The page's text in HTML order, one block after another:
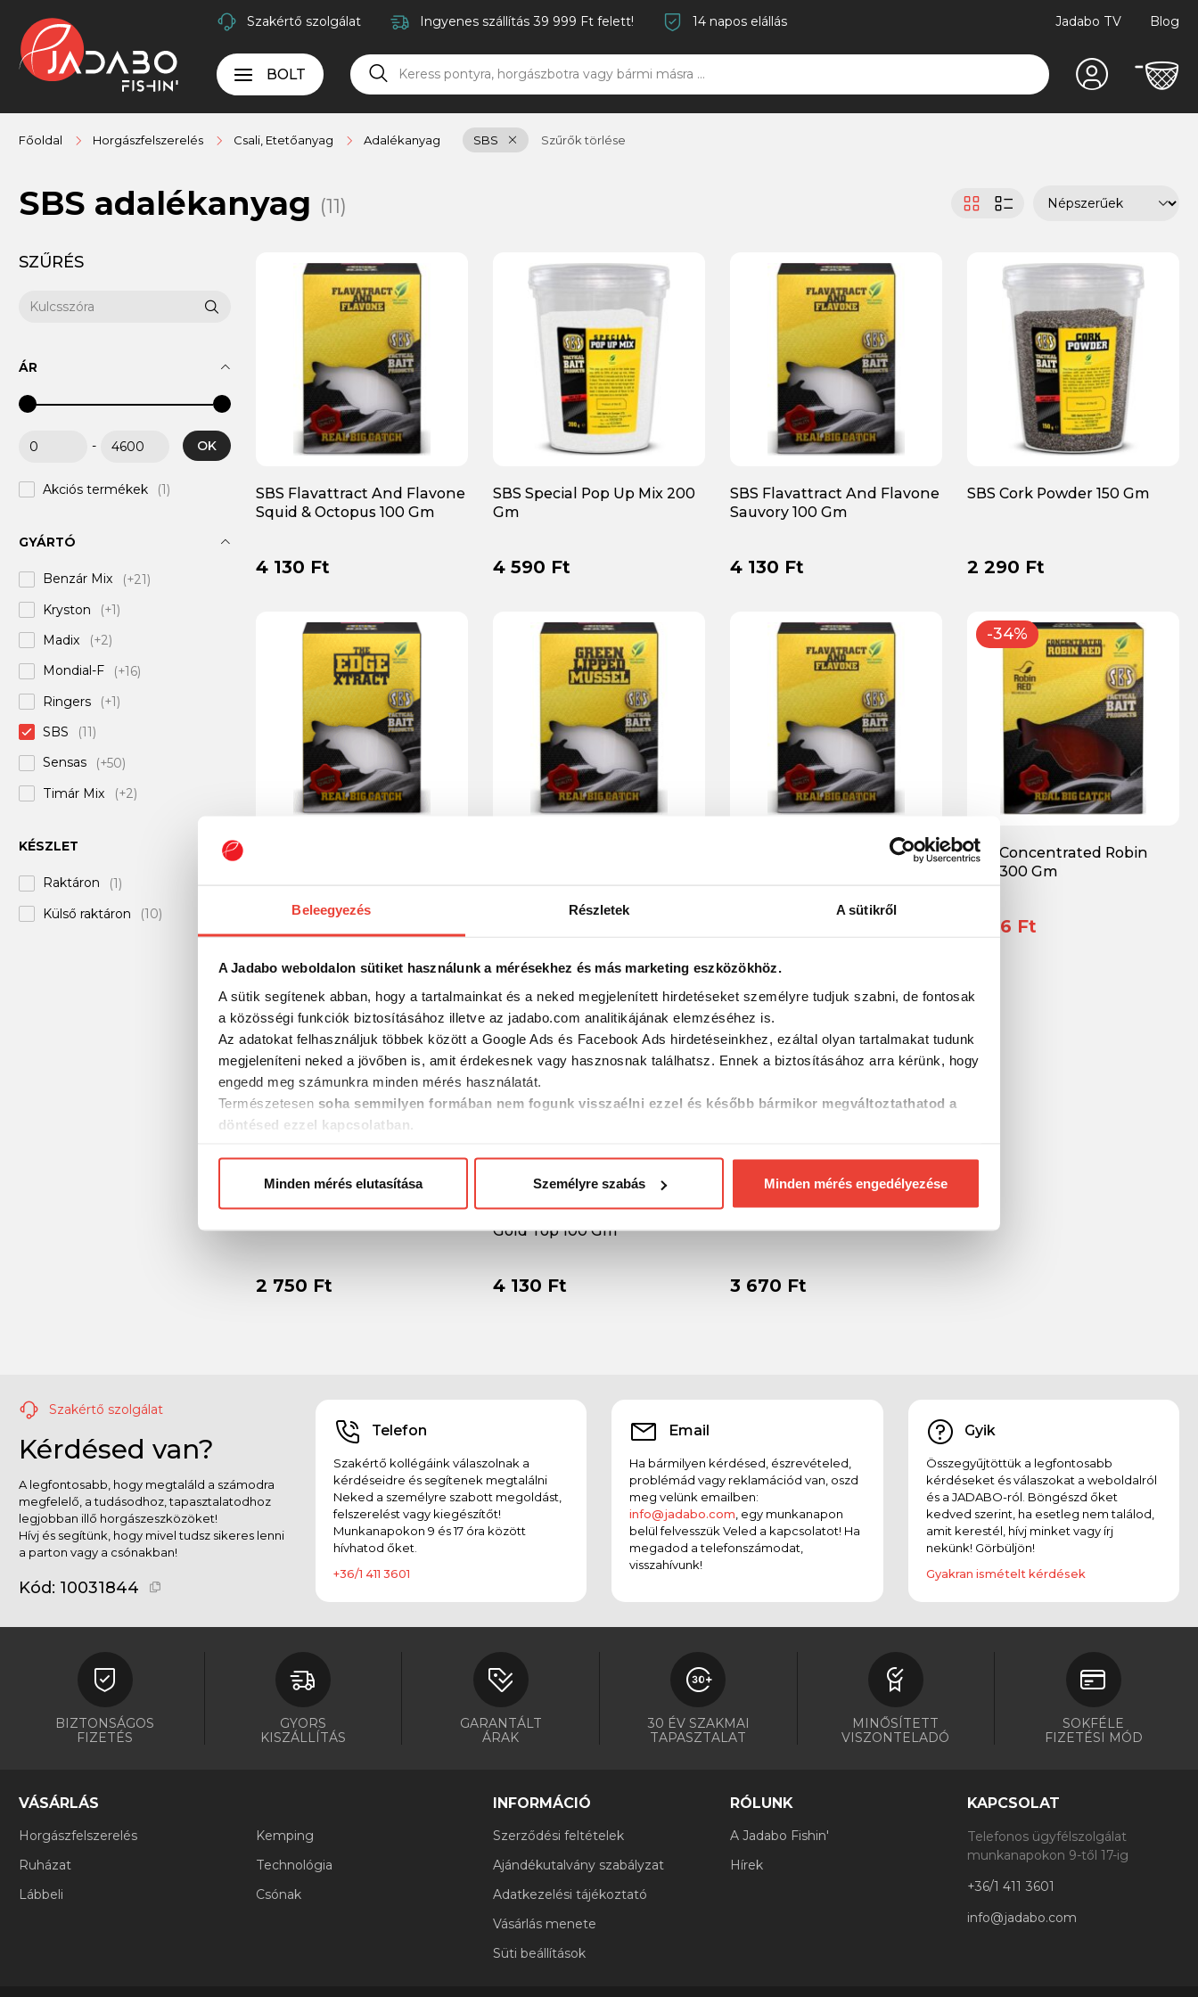
Beleegyezés Részletek A sütikről
A Jadabo weboldalon sütiket használunk a mérésekhez és más marketing eszközökhöz.
A sütik segítenek abban, hogy a tartalmainkat és a neked megjelenített hirdetéseket személyre tudjuk szabni, de fontosak
a közösségi funkciók biztosításához illetve az jadabo.com analitikájának elemzéséhez is.
Az adatokat felhasználjuk többek között a Google Ads és Facebook Ads hirdetéseinkhez, ezáltal olyan tartalmakat tudunk
megjeleníteni neked a jövőben is, amit érdekesnek vagy hasznosnak találhatsz. Ennek a biztosításához arra kérünk, hogy
engedd meg számunkra minden mérés használatát.
Természetesen soha semmilyen formában nem fogunk visszaélni ezzel és később bármikor megváltoztathatod a
döntésed ezzel kapcsolatban.
Minden mérés elutasítása Személyre szabás Minden mérés engedélyezése
Szakértő szolgálat Ingyenes szállítás 39 999 Ft felett! 14 napos elállás Jadabo TV Blog
BOLT
Főoldal Horgászfelszerelés Csali, Etetőanyag Adalékanyag SBS Szűrők törlése
SBS adalékanyag (11)
SZŰRÉS
ÁR
- OK
Akciós termékek (1)
GYÁRTÓ
Benzár Mix
(+21)
Kryston
(+1)
Madix
(+2)
Mondial-F
(+16)
Ringers
(+1)
SBS
(11)
Sensas
(+50)
Timár Mix
(+2)
Trabucco
VDE (+4)
KÉSZLET
Raktáron
(1)
Külső raktáron
(10)
SBS Flavattract And Flavone
Squid & Octopus 100 Gm
4 130 Ft
SBS Special Pop Up Mix 200
Gm
4 590 Ft
SBS Flavattract And Flavone
Sauvory 100 Gm
4 130 Ft
SBS Cork Powder 150 Gm
2 290 Ft
SBS Flavattract And Flavone
-34%
SBS Concentrated Robin
Red 300 Gm
2 116 Ft
SBS Kelp Powder 200g
2 750 Ft
SBS Flavattract And Flavone
Gold Top 100 Gm
4 130 Ft
SBS Hcl Betain 200 Gr
3 670 Ft
Szakértő szolgálat
Kérdésed van?
A legfontosabb, hogy megtaláld a számodra
megfelelő, a tudásodhoz, tapasztalatodhoz
legjobban illő horgászeszközöket!
Hívj és segítünk, hogy mivel tudsz sikeres lenni
a parton vagy a csónakban!
Kód: 10031844
Telefon
Szakértő kollégáink válaszolnak a
kérdéseidre és segítenek megtalálni
Neked a személyre szabott megoldást,
felszerelést vagy kiegészítőt!
Munkanapokon 9 és 17 óra között
hívhatod őket.
+36/1 411 3601
Email
Ha bármilyen kérdésed, észrevételed,
problémád vagy reklamációd van, oszd
meg velünk emailben:
info@jadabo.com , egy munkanapon
belül felvesszük Veled a kapcsolatot! Ha
megadod a telefonszámodat,
visszahívunk!
Gyik
Összegyűjtöttük a legfontosabb
kérdéseket és válaszokat a weboldalról
és a JADABO-ról. Böngészd őket
kedved szerint, ha esetleg nem találod,
amit kerestél, hívj minket vagy írj
nekünk! Görbüljön!
Gyakran ismételt kérdések
BIZTONSÁGOS
FIZETÉS
GYORS
KISZÁLLÍTÁS
GARANTÁLT
ÁRAK
30 ÉV SZAKMAI
TAPASZTALAT
MINŐSÍTETT
VISZONTELADÓ
SOKFÉLE
FIZETÉSI MÓD
VÁSÁRLÁS
Horgászfelszerelés
Ruházat
Lábbeli
Kemping
Technológia
Csónak
INFORMÁCIÓ
Szerződési feltételek
Ajándékutalvány szabályzat
Adatkezelési tájékoztató
Vásárlás menete
Süti beállítások
RÓLUNK
A Jadabo Fishin'
Hírek
KAPCSOLAT
Telefonos ügyfélszolgálat
munkanapokon 9-től 17-ig
+36/1 411 3601
info@jadabo.com